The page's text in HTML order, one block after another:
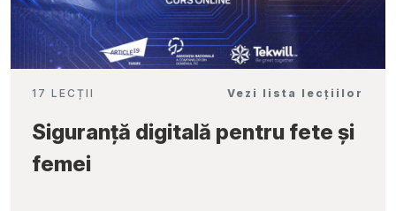
17 LECȚII Vezi lista lecțiilor
Siguranță digitală pentru fete și
femei